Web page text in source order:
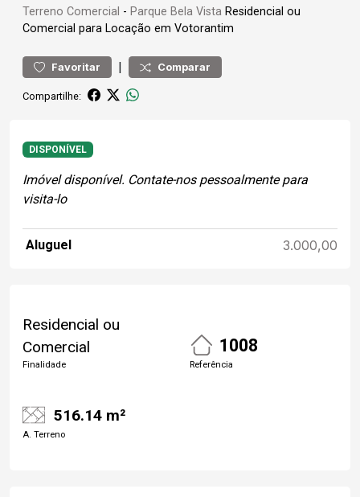
Terreno Comercial - Parque Bela Vista Residencial ou
Comercial para Locação em Votorantim
Favoritar | Comparar
Compartilhe:
DISPONÍVEL
Imóvel disponível. Contate-nos pessoalmente para
visita-lo
Aluguel 3.000,00
Residencial ou
Comercial
Finalidade
1008
Referência
516.14 m²
A. Terreno